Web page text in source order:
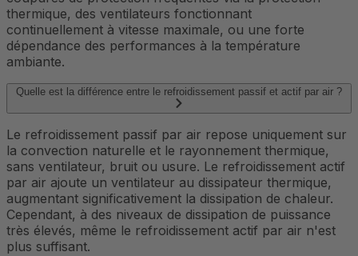
thermique, des ventilateurs fonctionnant
continuellement à vitesse maximale, ou une forte
dépendance des performances à la température
ambiante.
Quelle est la différence entre le refroidissement passif et actif par air ?
Le refroidissement passif par air repose uniquement sur
la convection naturelle et le rayonnement thermique,
sans ventilateur, bruit ou usure. Le refroidissement actif
par air ajoute un ventilateur au dissipateur thermique,
augmentant significativement la dissipation de chaleur.
Cependant, à des niveaux de dissipation de puissance
très élevés, même le refroidissement actif par air n'est
plus suffisant.